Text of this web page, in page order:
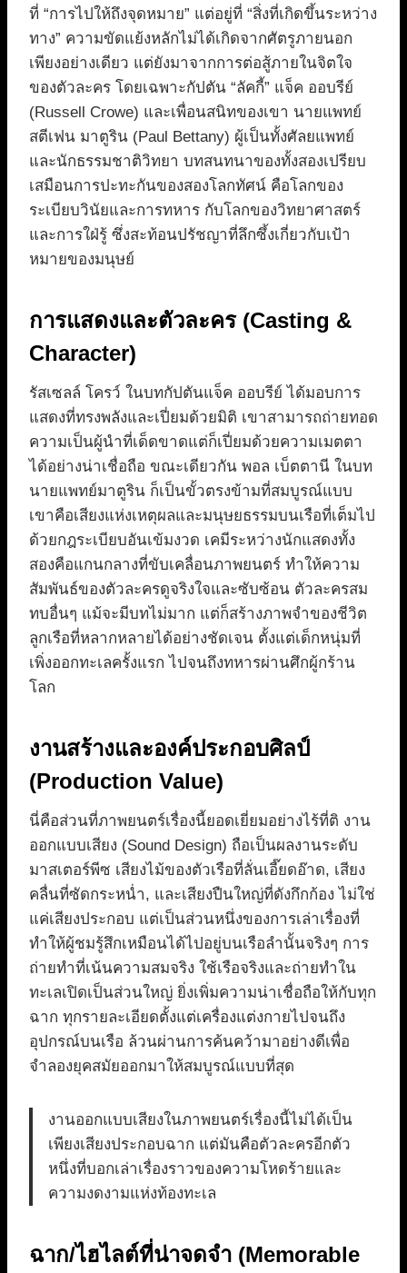
ที่ “การไปให้ถึงจุดหมาย” แต่อยู่ที่ “สิ่งที่เกิดขึ้นระหว่าง
ทาง” ความขัดแย้งหลักไม่ได้เกิดจากศัตรูภายนอก
เพียงอย่างเดียว แต่ยังมาจากการต่อสู้ภายในจิตใจ
ของตัวละคร โดยเฉพาะกัปตัน “ลัคกี้” แจ็ค ออบรีย์
(Russell Crowe) และเพื่อนสนิทของเขา นายแพทย์
สตีเฟน มาตูริน (Paul Bettany) ผู้เป็นทั้งศัลยแพทย์
และนักธรรมชาติวิทยา บทสนทนาของทั้งสองเปรียบ
เสมือนการปะทะกันของสองโลกทัศน์ คือโลกของ
ระเบียบวินัยและการทหาร กับโลกของวิทยาศาสตร์
และการใฝ่รู้ ซึ่งสะท้อนปรัชญาที่ลึกซึ้งเกี่ยวกับเป้า
หมายของมนุษย์
การแสดงและตัวละคร (Casting &
Character)
รัสเซลล์ โครว์ ในบทกัปตันแจ็ค ออบรีย์ ได้มอบการ
แสดงที่ทรงพลังและเปี่ยมด้วยมิติ เขาสามารถถ่ายทอด
ความเป็นผู้นำที่เด็ดขาดแต่ก็เปี่ยมด้วยความเมตตา
ได้อย่างน่าเชื่อถือ ขณะเดียวกัน พอล เบ็ตตานี ในบท
นายแพทย์มาตูริน ก็เป็นขั้วตรงข้ามที่สมบูรณ์แบบ
เขาคือเสียงแห่งเหตุผลและมนุษยธรรมบนเรือที่เต็มไป
ด้วยกฎระเบียบอันเข้มงวด เคมีระหว่างนักแสดงทั้ง
สองคือแกนกลางที่ขับเคลื่อนภาพยนตร์ ทำให้ความ
สัมพันธ์ของตัวละครดูจริงใจและซับซ้อน ตัวละครสม
ทบอื่นๆ แม้จะมีบทไม่มาก แต่ก็สร้างภาพจำของชีวิต
ลูกเรือที่หลากหลายได้อย่างชัดเจน ตั้งแต่เด็กหนุ่มที่
เพิ่งออกทะเลครั้งแรก ไปจนถึงทหารผ่านศึกผู้กร้าน
โลก
งานสร้างและองค์ประกอบศิลป์
(Production Value)
นี่คือส่วนที่ภาพยนตร์เรื่องนี้ยอดเยี่ยมอย่างไร้ที่ติ งาน
ออกแบบเสียง (Sound Design) ถือเป็นผลงานระดับ
มาสเตอร์พีซ เสียงไม้ของตัวเรือที่ลั่นเอี๊ยดอ๊าด, เสียง
คลื่นที่ซัดกระหน่ำ, และเสียงปืนใหญ่ที่ดังกึกก้อง ไม่ใช่
แค่เสียงประกอบ แต่เป็นส่วนหนึ่งของการเล่าเรื่องที่
ทำให้ผู้ชมรู้สึกเหมือนได้ไปอยู่บนเรือลำนั้นจริงๆ การ
ถ่ายทำที่เน้นความสมจริง ใช้เรือจริงและถ่ายทำใน
ทะเลเปิดเป็นส่วนใหญ่ ยิ่งเพิ่มความน่าเชื่อถือให้กับทุก
ฉาก ทุกรายละเอียดตั้งแต่เครื่องแต่งกายไปจนถึง
อุปกรณ์บนเรือ ล้วนผ่านการค้นคว้ามาอย่างดีเพื่อ
จำลองยุคสมัยออกมาให้สมบูรณ์แบบที่สุด
งานออกแบบเสียงในภาพยนตร์เรื่องนี้ไม่ได้เป็น
เพียงเสียงประกอบฉาก แต่มันคือตัวละครอีกตัว
หนึ่งที่บอกเล่าเรื่องราวของความโหดร้ายและ
ความงดงามแห่งท้องทะเล
ฉาก/ไฮไลต์ที่น่าจดจำ (Memorable